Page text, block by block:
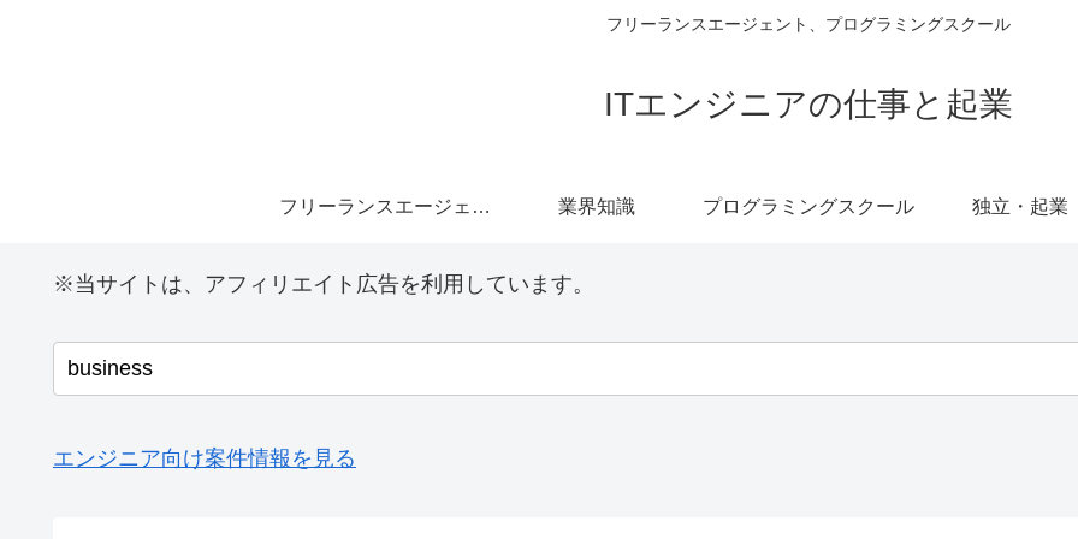
フリーランスエージェント、プログラミングスクール
ITエンジニアの仕事と起業
フリーランスエージェント 業界知識 プログラミングスクール 独立・起業
※当サイトは、アフィリエイト広告を利用しています。
エンジニア向け案件情報を見る